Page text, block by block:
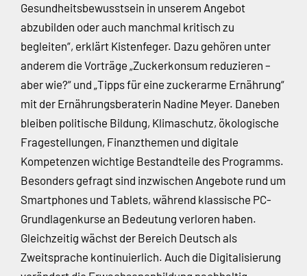
Gesundheitsbewusstsein in unserem Angebot
abzubilden oder auch manchmal kritisch zu
begleiten“, erklärt Kistenfeger. Dazu gehören unter
anderem die Vorträge „Zuckerkonsum reduzieren –
aber wie?“ und „Tipps für eine zuckerarme Ernährung“
mit der Ernährungsberaterin Nadine Meyer. Daneben
bleiben politische Bildung, Klimaschutz, ökologische
Fragestellungen, Finanzthemen und digitale
Kompetenzen wichtige Bestandteile des Programms.
Besonders gefragt sind inzwischen Angebote rund um
Smartphones und Tablets, während klassische PC-
Grundlagenkurse an Bedeutung verloren haben.
Gleichzeitig wächst der Bereich Deutsch als
Zweitsprache kontinuierlich. Auch die Digitalisierung